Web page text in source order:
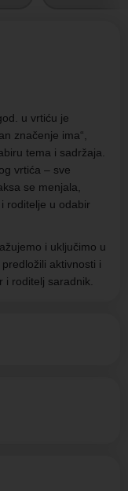
u vrtiću je
značenje ima“,
tema i sadržaja.
vrtića – sve
se menjala,
roditelje u odabir
i uključimo u
aktivnosti i
roditelj saradnik.